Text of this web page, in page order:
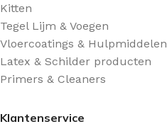
Kitten
Tegel Lijm & Voegen
Vloercoatings & Hulpmiddelen
Latex & Schilder producten
Primers & Cleaners
Klantenservice